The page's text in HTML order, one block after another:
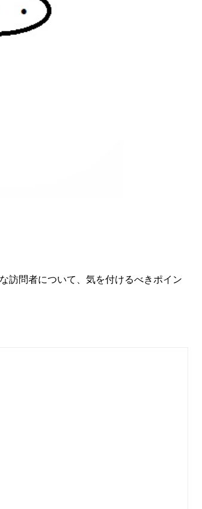
訪問者について、気を付けるべきポイン